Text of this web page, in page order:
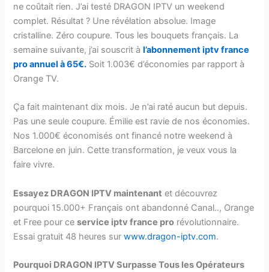
ne coûtait rien. J’ai testé DRAGON IPTV un weekend
complet. Résultat ? Une révélation absolue. Image
cristalline. Zéro coupure. Tous les bouquets français. La
semaine suivante, j’ai souscrit àl’abonnement iptv france
pro annuel à 65€. Soit 1.003€ d’économies par rapport à
Orange TV.
Ça fait maintenant dix mois. Je n’ai raté aucun but depuis.
Pas une seule coupure. Émilie est ravie de nos économies.
Nos 1.000€ économisés ont financé notre weekend à
Barcelone en juin. Cette transformation, je veux vous la
faire vivre.
Essayez DRAGON IPTV maintenant et découvrez
pourquoi 15.000+ Français ont abandonné Canal.., Orange
et Free pour ceservice iptv france pro révolutionnaire.
Essai gratuit 48 heures surwww.dragon-iptv.com.
Pourquoi DRAGON IPTV Surpasse Tous les Opérateurs